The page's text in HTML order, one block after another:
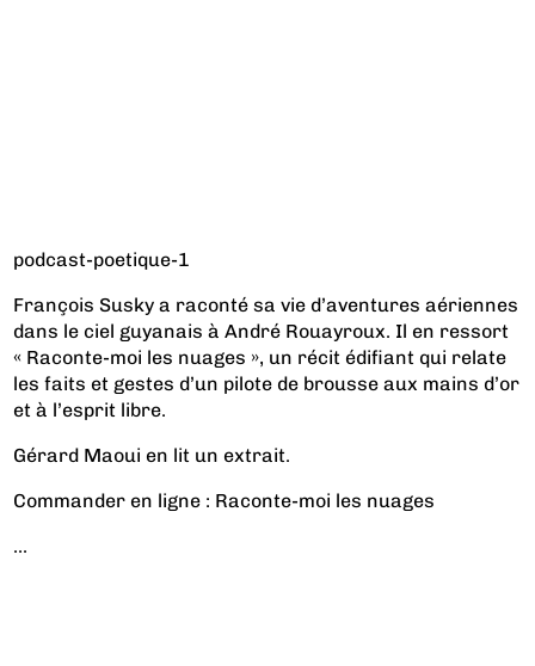
podcast-poetique-1
François Susky a raconté sa vie d’aventures aériennes
dans le ciel guyanais à André Rouayroux. Il en ressort
« Raconte-moi les nuages », un récit édifiant qui relate
les faits et gestes d’un pilote de brousse aux mains d’or
et à l’esprit libre.
Gérard Maoui en lit un extrait.
Commander en ligne : Raconte-moi les nuages
...